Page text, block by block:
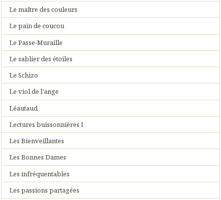
Le maître des couleurs
Le pain de coucou
Le Passe-Muraille
Le sablier des étoiles
Le Schizo
Le viol de l'ange
Léautaud
Lectures buissonnières I
Les Bienveillantes
Les Bonnes Dames
Les infréquentables
Les passions partagées